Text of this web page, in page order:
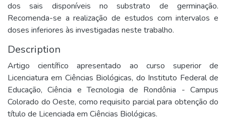
dos sais disponíveis no substrato de germinação.
Recomenda-se a realização de estudos com intervalos e
doses inferiores às investigadas neste trabalho.
Description
Artigo científico apresentado ao curso superior de
Licenciatura em Ciências Biológicas, do Instituto Federal de
Educação, Ciência e Tecnologia de Rondônia - Campus
Colorado do Oeste, como requisito parcial para obtenção do
título de Licenciada em Ciências Biológicas.